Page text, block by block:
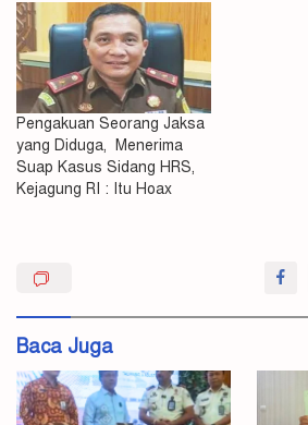
Pengakuan Seorang Jaksa
yang Diduga, Menerima
Suap Kasus Sidang HRS,
Kejagung RI : Itu Hoax
Jaksa
Menangkan
Proses
Baca Juga